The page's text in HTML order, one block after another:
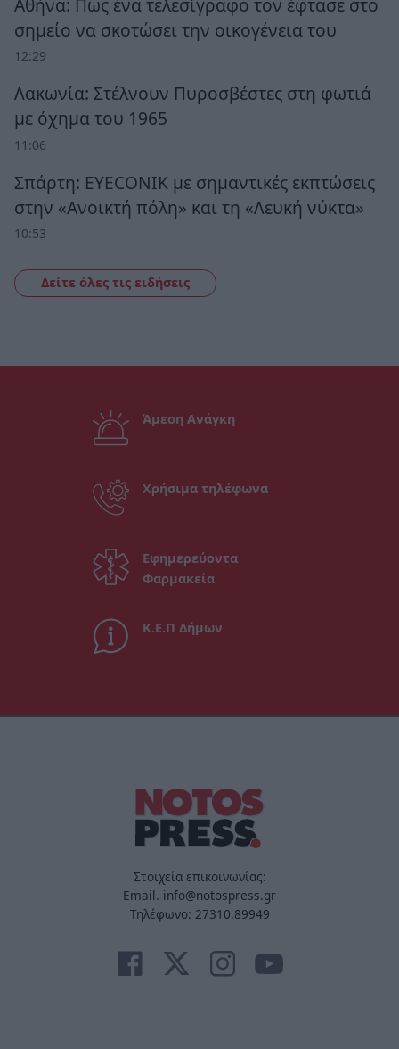
σημείο να σκοτώσει την οικογένεια του
12:29
Λακωνία: Στέλνουν Πυροσβέστες στη φωτιά
με όχημα του 1965
11:06
Σπάρτη: EYECONIK με σημαντικές εκπτώσεις
στην «Ανοικτή πόλη» και τη «Λευκή νύκτα»
10:53
Δείτε όλες τις ειδήσεις
Άμεση Ανάγκη
Χρήσιμα τηλέφωνα
Εφημερεύοντα
Φαρμακεία
Κ.Ε.Π Δήμων
Στοιχεία επικοινωνίας:
Email. info@notospress.gr
Τηλέφωνο: 27310.89949